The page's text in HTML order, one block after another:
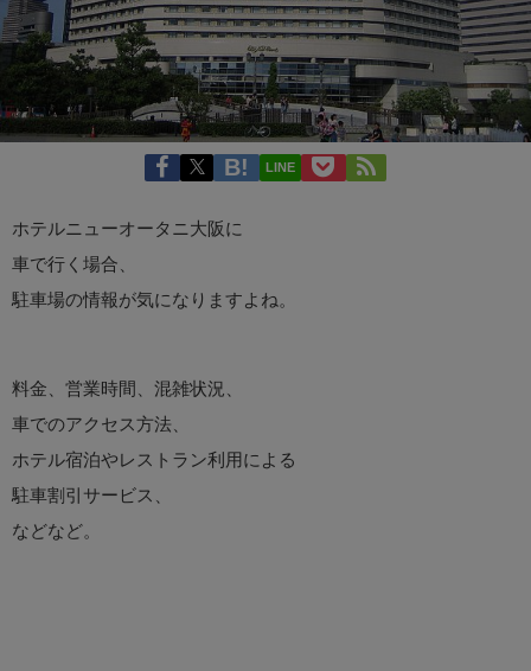
LINE
ホテルニューオータニ大阪に
車で行く場合、
駐車場の情報が気になりますよね。
料金、営業時間、混雑状況、
車でのアクセス方法、
ホテル宿泊やレストラン利用による
駐車割引サービス、
などなど。